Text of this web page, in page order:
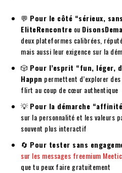
💬 Pour le côté “sérieux,
EliteRencontre ou
deux plateformes calibrées,
mais aussi leur exigence sur la
🎲 Pour l’esprit “fun, léger,
Happn permettent d’explorer
flirt au coup de cœur authentique
💡 Pour la démarche
sur la personnalité et les valeurs
souvent plus interactif
🔄 Pour tester sans
sur les messages freemium Meetic
que tu peux faire gratuitement